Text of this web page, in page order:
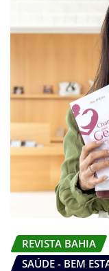
REVISTA BAHIA
SAÚDE - BEM